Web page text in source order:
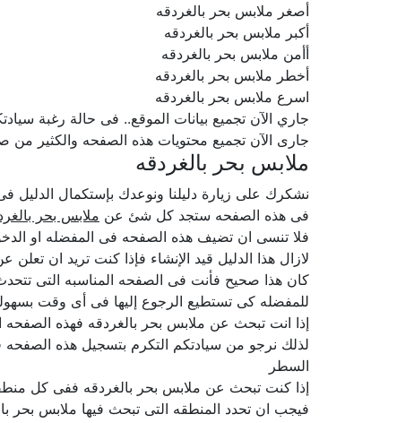
أصغر ملابس بحر بالغردقه
أكبر ملابس بحر بالغردقه
أأمن ملابس بحر بالغردقه
أخطر ملابس بحر بالغردقه
اسرع ملابس بحر بالغردقه
جاري الآن تجميع بيانات الموقع.. فى حالة رغبة سيادتكم فى
جارى الآن تجميع محتويات هذه الصفحه والكثير
ملابس بحر بالغردقه
نشكرك على زيارة دليلنا ونوعدك بإستكمال
فى هذه الصفحه ستجد كل شئ عن ملابس بحر
فلا تنسى ان تضيف هذه الصفحه فى المفضله او
لازال هذا الدليل قيد الإنشاء فإذا كنت تريد ان
كان هذا صحيح فأنت فى الصفحه المناسبه التى
للمفضله كى تستطيع الرجوع إليها فى أى وقت
إذا انت تبحث عن ملابس بحر بالغردقه فهذه الصفحه
لذلك نرجو من سيادتكم التكرم بتسجيل هذه الصفحه
السطر
إذا كنت تبحث عن ملابس بحر بالغردقه ففى كل
فيجب ان تحدد المنطقه التى تبحث فيها ملابس بحر